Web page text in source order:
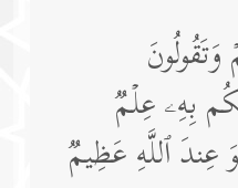
بِهِۦ عِلۡمࣱ
عِندَ ٱللَّهِ عَظِیمࣱ